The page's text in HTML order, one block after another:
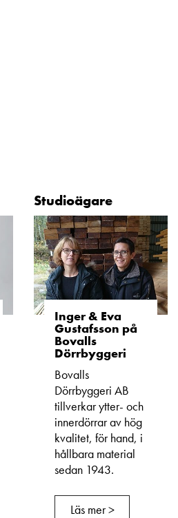
Studioägare
Inger & Eva
Gustafsson på
Bovalls
Dörrbyggeri
Bovalls
Dörrbyggeri AB
tillverkar ytter- och
innerdörrar av hög
kvalitet, för hand, i
hållbara material
sedan 1943.
Läs mer >